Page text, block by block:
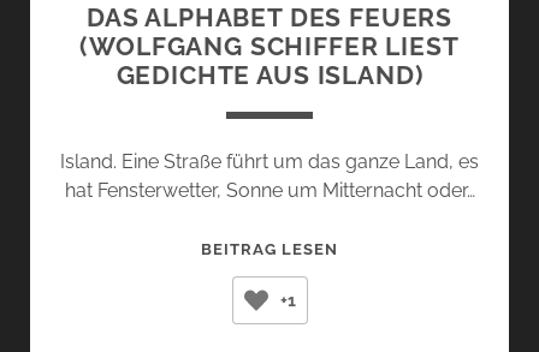
DAS ALPHABET DES FEUERS
(WOLFGANG SCHIFFER LIEST
GEDICHTE AUS ISLAND)
Island. Eine Straße führt um das ganze Land, es
hat Fensterwetter, Sonne um Mitternacht oder…
BEITRAG LESEN
+1